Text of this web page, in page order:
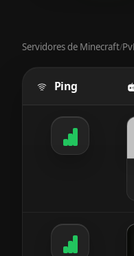
Servidores de Minecraft/
Tabela com
Ping